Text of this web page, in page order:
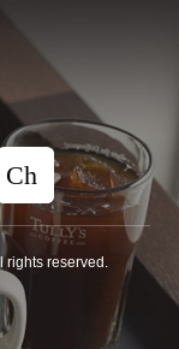
rights reserved.